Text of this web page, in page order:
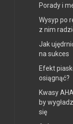
Porady i
Wysyp po
z nim
Jak
na sukces
Efekt
osiągnąć?
Kwasy
by
się